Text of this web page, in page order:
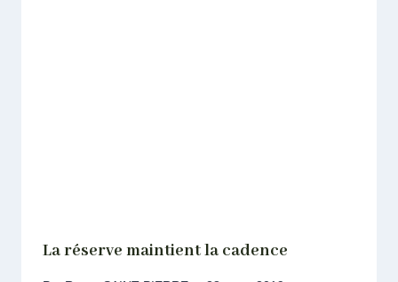
La réserve maintient la cadence